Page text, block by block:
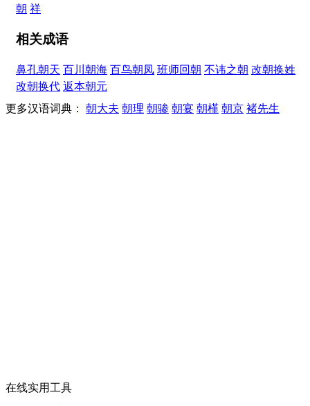
朝 祥
相关成语
鼻孔朝天 百川朝海 百鸟朝凤 班师回朝 不讳之朝 改朝换姓
改朝换代 返本朝元
更多汉语词典： 朝大夫 朝理 朝骖 朝宴 朝槿 朝京 褚先生
在线实用工具